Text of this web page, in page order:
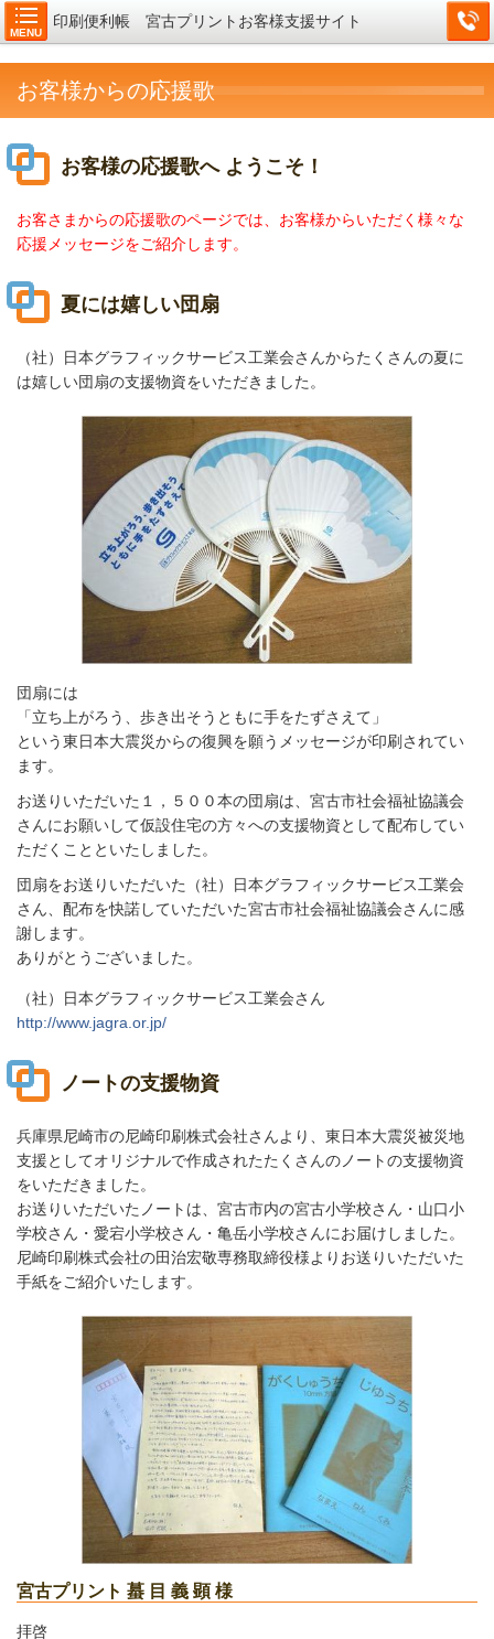
MENU
印刷便利帳 宮古プリントお客様支援サイト
お客様からの応援歌
お客様の応援歌へ ようこそ！
お客さまからの応援歌のページでは、お客様からいただく様々な
応援メッセージをご紹介します。
夏には嬉しい団扇
（社）日本グラフィックサービス工業会さんからたくさんの夏に
は嬉しい団扇の支援物資をいただきました。
団扇には
「立ち上がろう、歩き出そうともに手をたずさえて」
という東日本大震災からの復興を願うメッセージが印刷されてい
ます。
お送りいただいた１，５００本の団扇は、宮古市社会福祉協議会
さんにお願いして仮設住宅の方々への支援物資として配布してい
ただくことといたしました。
団扇をお送りいただいた（社）日本グラフィックサービス工業会
さん、配布を快諾していただいた宮古市社会福祉協議会さんに感
謝します。
ありがとうございました。
（社）日本グラフィックサービス工業会さん
http://www.jagra.or.jp/
ノートの支援物資
兵庫県尼崎市の尼崎印刷株式会社さんより、東日本大震災被災地
支援としてオリジナルで作成されたたくさんのノートの支援物資
をいただきました。
お送りいただいたノートは、宮古市内の宮古小学校さん・山口小
学校さん・愛宕小学校さん・亀岳小学校さんにお届けしました。
尼崎印刷株式会社の田治宏敬専務取締役様よりお送りいただいた
手紙をご紹介いたします。
宮古プリント 蟇 目 義 顕 様
拝啓